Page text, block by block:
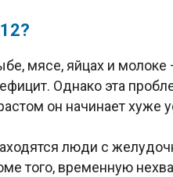
мясе, яйцах и молоке
Однако эта
он начинает хуже
люди с
того, временную